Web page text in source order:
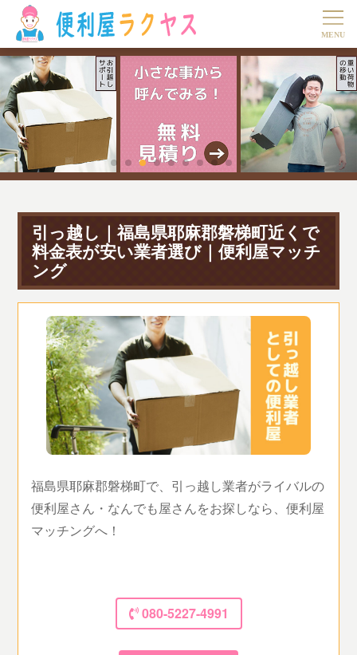
引っ越し｜福島県耶麻郡磐梯町近くで
料金表が安い業者選び｜便利屋マッチ
ング
福島県耶麻郡磐梯町で、引っ越し業者がライバルの
便利屋さん・なんでも屋さんをお探しなら、便利屋
マッチングへ！
080-5227-4991